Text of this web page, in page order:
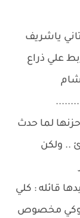
ياشريف
علي ذراع
لما حدث
.. ولكن
قائله : كلي
ابوكي مخصوص